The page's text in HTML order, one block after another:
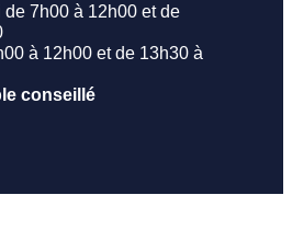
de 7h00 à 12h00 et de
à 12h00 et de 13h30 à
conseillé